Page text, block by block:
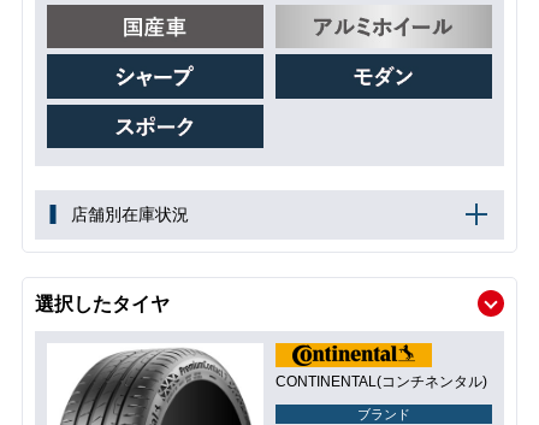
店舗別在庫状況
選択したタイヤ
CONTINENTAL(コンチネンタル)
ブランド